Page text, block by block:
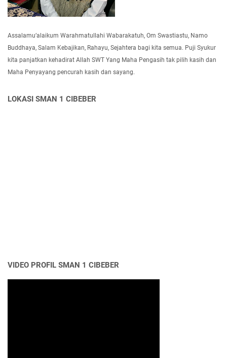
Assalamu’alaikum Warahmatullahi Wabarakatuh, Om Swastiastu, Namo
Buddhaya, Salam Kebajikan, Rahayu, Sejahtera bagi kita semua. Puji Syukur
kita panjatkan kehadirat Allah SWT Yang Maha Pengasih tak pilih kasih dan
Maha Penyayang pencurah kasih dan sayang.
LOKASI SMAN 1 CIBEBER
VIDEO PROFIL SMAN 1 CIBEBER